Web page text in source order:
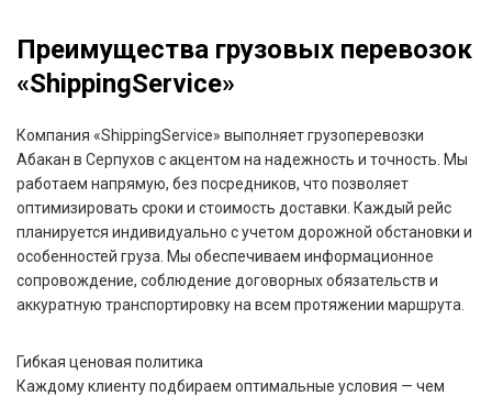
Преимущества грузовых перевозок
«ShippingService»
Компания «ShippingService» выполняет грузоперевозки
Абакан в Серпухов с акцентом на надежность и точность. Мы
работаем напрямую, без посредников, что позволяет
оптимизировать сроки и стоимость доставки. Каждый рейс
планируется индивидуально с учетом дорожной обстановки и
особенностей груза. Мы обеспечиваем информационное
сопровождение, соблюдение договорных обязательств и
аккуратную транспортировку на всем протяжении маршрута.
Гибкая ценовая политика
Каждому клиенту подбираем оптимальные условия — чем